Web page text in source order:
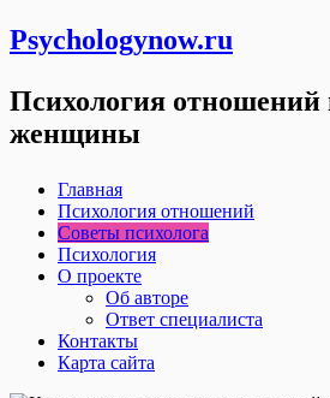
Psychologynow.ru
Психология
женщины
Главная
Психология отношений
Советы психолога
Психология
О проекте
Об авторе
Ответ специалиста
Контакты
Карта сайта